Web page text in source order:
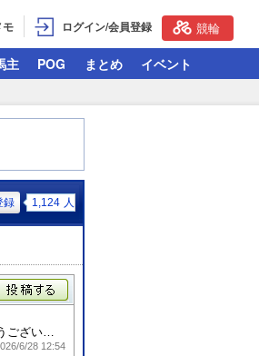
モ ログイン/会員登録 競輪
主 POG まとめ イベント
録 1,124 人
稿する
トシミチの新馬勝ちおめでとうございます！
6/28 12:54